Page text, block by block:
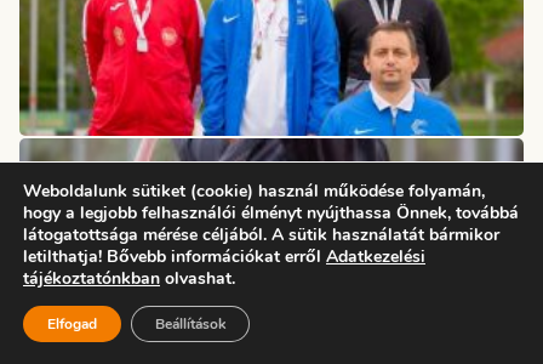
Weboldalunk sütiket (cookie) használ működése folyamán,
hogy a legjobb felhasználói élményt nyújthassa Önnek, továbbá
látogatottsága mérése céljából. A sütik használatát bármikor
letilthatja! Bővebb információkat erről Adatkezelési
tájékoztatónkban olvashat.
Elfogad Beállítások